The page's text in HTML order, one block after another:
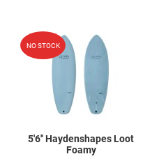
Add to Wishlist
NO STOCK
5'6'' Haydenshapes Loot
Foamy